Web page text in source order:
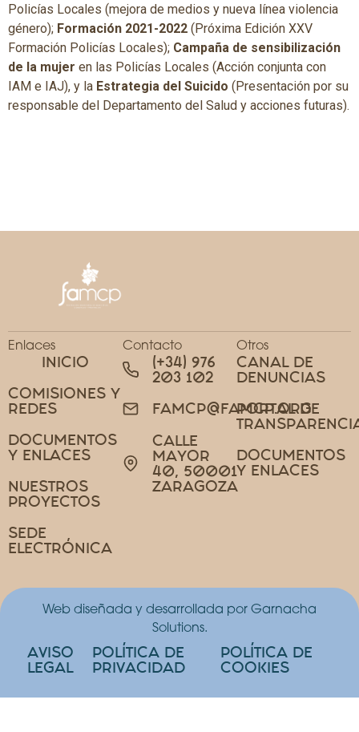
Policías Locales (mejora de medios y nueva línea violencia
género); Formación 2021-2022 (Próxima Edición XXV
Formación Policías Locales); Campaña de sensibilización
de la mujer en las Policías Locales (Acción conjunta con
IAM e IAJ), y la Estrategia del Suicido (Presentación por su
responsable del Departamento del Salud y acciones futuras).
Enlaces
INICIO
COMISIONES Y
REDES
DOCUMENTOS
Y ENLACES
NUESTROS
PROYECTOS
SEDE
ELECTRÓNICA
Contacto
(+34) 976
203 102
FAMCP@FAMCP.ORG
CALLE
MAYOR
40, 50001
ZARAGOZA
Otros
CANAL DE
DENUNCIAS
PORTAL DE
DOCUMENTOS
Y ENLACES
Web diseñada y desarrollada por Garnacha
Solutions.
AVISO
LEGAL
POLÍTICA DE
PRIVACIDAD
POLÍTICA DE
COOKIES